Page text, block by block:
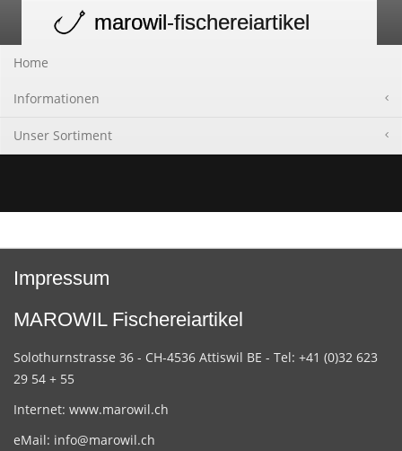
navigation
marowil-fischereiartikel
Home
Informationen
Unser Sortiment
Impressum
MAROWIL Fischereiartikel
Solothurnstrasse 36 - CH-4536 Attiswil BE - Tel: +41 (0)32 623
29 54 + 55
Internet: www.marowil.ch
eMail: info@marowil.ch